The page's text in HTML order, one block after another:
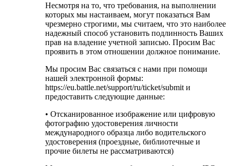
Несмотря на то, что требования, на выполнении
которых мы настаиваем, могут показаться Вам
чрезмерно строгими, мы считаем, что это наиболее
надежный способ установить подлинность Ваших
прав на владение учетной записью. Просим Вас
проявить в этом отношении должное понимание.
Мы просим Вас связаться с нами при помощи
нашей электронной формы:
https://eu.battle.net/support/ru/ticket/submit и
предоставить следующие данные:
• Oтсканированное изображение или цифровую
фотографию удостоверения личности
международного образца либо водительского
удостоверения (проездные, библиотечные и
прочие билеты не рассматриваются)